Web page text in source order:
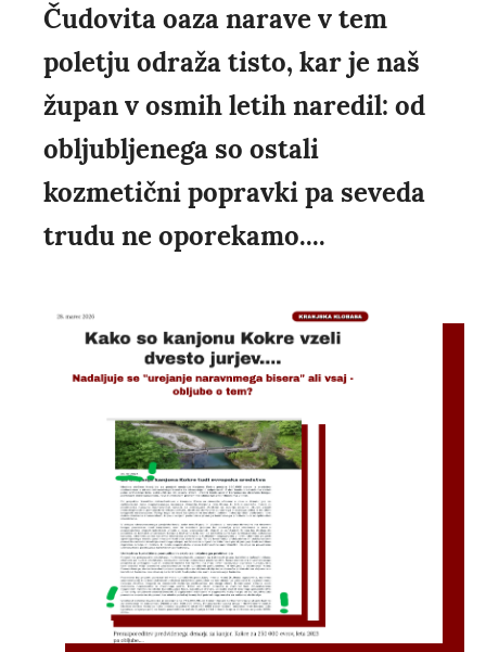
Čudovita oaza narave v tem
poletju odraža tisto, kar je naš
župan v osmih letih naredil: od
obljubljenega so ostali
kozmetični popravki pa seveda
trudu ne oporekamo....